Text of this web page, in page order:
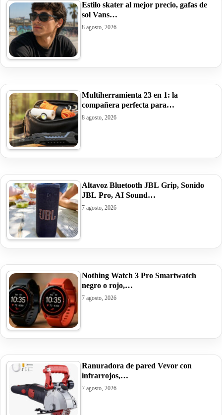
Estilo skater al mejor precio, gafas de
sol Vans…
8 agosto, 2026
Multiherramienta 23 en 1: la
compañera perfecta para…
8 agosto, 2026
Altavoz Bluetooth JBL Grip, Sonido
JBL Pro, AI Sound…
7 agosto, 2026
Nothing Watch 3 Pro Smartwatch
negro o rojo,…
7 agosto, 2026
Ranuradora de pared Vevor con
infrarrojos,…
7 agosto, 2026